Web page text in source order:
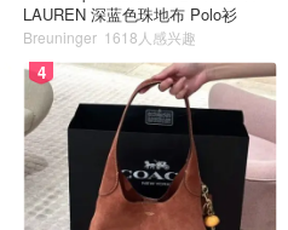
LAUREN 深蓝色珠地布 Polo衫
Breuninger 1618人感兴趣
4